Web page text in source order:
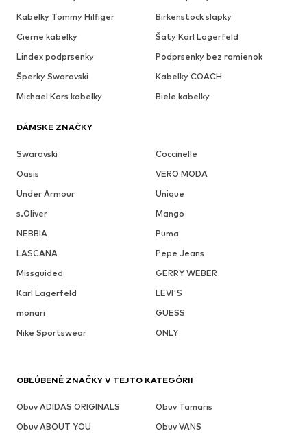
Kabelky Tommy Hilfiger
Birkenstock slapky
Cierne kabelky
Šaty Karl Lagerfeld
Lindex podprsenky
Podprsenky bez ramienok
Šperky Swarovski
Kabelky COACH
Michael Kors kabelky
Biele kabelky
DÁMSKE ZNAČKY
Swarovski
Coccinelle
Oasis
VERO MODA
Under Armour
Unique
s.Oliver
Mango
NEBBIA
Puma
LASCANA
Pepe Jeans
Missguided
GERRY WEBER
Karl Lagerfeld
LEVI'S
monari
GUESS
Nike Sportswear
ONLY
OBĽÚBENÉ ZNAČKY V TEJTO KATEGÓRII
Obuv ADIDAS ORIGINALS
Obuv Tamaris
Obuv ABOUT YOU
Obuv VANS